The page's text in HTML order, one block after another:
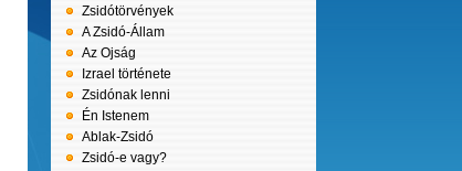
Zsidótörvények
A Zsidó-Állam
Az Ojság
Izrael története
Zsidónak lenni
Én Istenem
Ablak-Zsidó
Zsidó-e vagy?